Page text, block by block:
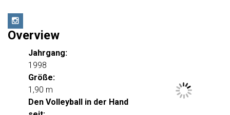
Overview
Jahrgang:
1998
Größe:
1,90 m
Den Volleyball in der Hand